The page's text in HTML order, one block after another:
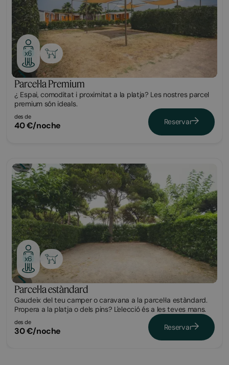
x6
Parcel·la Premium
¿ Espai, comoditat i proximitat a la platja? Les nostres parcel
premium són ideals.
des de
40 €/noche Reservar
Parcel·la
x6
Parcel·la estàndard
Gaudeix del teu camper o caravana a la parcel·la estàndard.
Propera a la platja o dels pins? L'elecció és a les teves mans.
des de
30 €/noche Reservar